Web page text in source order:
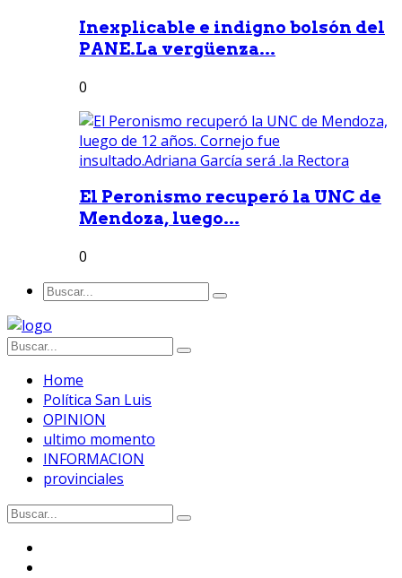
Inexplicable e indigno bolsón del
PANE.La vergüenza...
0
El Peronismo recuperó la UNC de
Mendoza, luego...
0
Home
Política San Luis
OPINION
ultimo momento
INFORMACION
provinciales